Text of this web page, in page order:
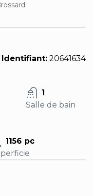
Identifiant: 20641634
1
Salle de bain
1156 pc